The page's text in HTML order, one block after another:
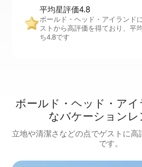
平均星評価4.8
ボールド・ヘッド・アイランド
ストから高評価を得ており、平
ち4.8です
ボールド・ヘッド・ア
なバケーション
立地や清潔さなどの点でゲストに
です。